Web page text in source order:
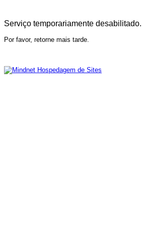
Serviço temporariamente desabilitado.
Por favor, retorne mais tarde.